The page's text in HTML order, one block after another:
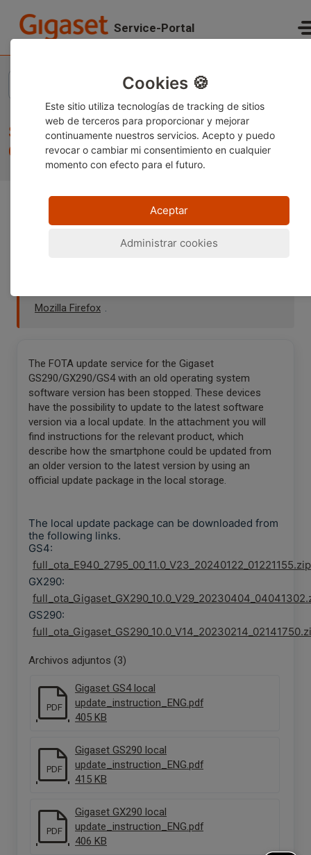
Service-Portal
Software update of Gigaset
GS290/GX290/GS4 via local update
Este contenido está disponible actualmente solo
traducción integrada de su navegador para ver la
Mozilla Firefox .
The FOTA update service for the Gigaset
GS290/GX290/GS4 with an old operating system
software version has been stopped. These devices
have the possibility to update to the latest software
version via a local update. In the attachment you will
find instructions for the relevant product, which
describe how the smartphone could be updated from
an older version to the latest version by using an
official update package in the local storage.
The local update package can be downloaded from
the following links.
GS4:
full_ota_E940_2795_00_11.0_V23_20240122_01221155.zip
GX290:
GS290:
Archivos adjuntos (3)
PDF
Gigaset GS4 local
update_instruction_ENG.pdf
405 KB
PDF
Gigaset GS290 local
update_instruction_ENG.pdf
415 KB
PDF
Gigaset GX290 local
update_instruction_ENG.pdf
406 KB
Cookies 🍪
Este sitio utiliza tecnologías de tracking de sitios
web de terceros para proporcionar y mejorar
continuamente nuestros servicios. Acepto y puedo
revocar o cambiar mi consentimiento en cualquier
momento con efecto para el futuro.
Aceptar
Administrar cookies